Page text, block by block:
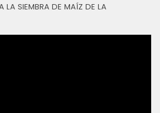
LA SIEMBRA DE MAÍZ DE LA